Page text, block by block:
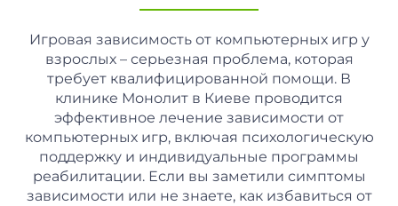
Игровая зависимость от компьютерных игр у
взрослых – серьезная проблема, которая
требует квалифицированной помощи. В
клинике Монолит в Киеве проводится
эффективное лечение зависимости от
компьютерных игр, включая психологическую
поддержку и индивидуальные программы
реабилитации. Если вы заметили симптомы
зависимости или не знаете, как избавиться от